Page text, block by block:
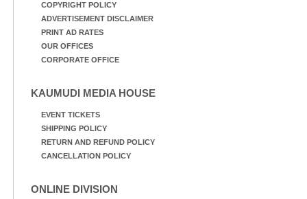
COPYRIGHT POLICY
ADVERTISEMENT DISCLAIMER
PRINT AD RATES
OUR OFFICES
CORPORATE OFFICE
KAUMUDI MEDIA HOUSE
EVENT TICKETS
SHIPPING POLICY
RETURN AND REFUND POLICY
CANCELLATION POLICY
ONLINE DIVISION